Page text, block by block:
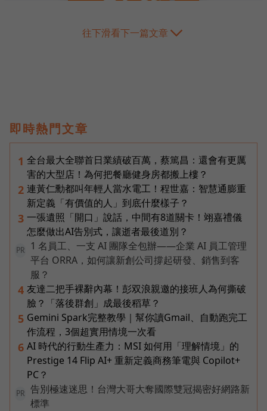
往下滑看下一篇文章
即時熱門文章
1 全台最大全聯首日業績破百萬，蔡篤昌：還會有更厲
害的大型店！為何把餐廳健身房都搬上樓？
2 連黃仁勳都叫年輕人當水電工！程世嘉：智慧通膨重
新定義「有價值的人」到底什麼樣子？
3 一張遺照「開口」說話，中間有8道關卡！翊嘉禮儀
怎麼做出AI告別式，讓逝者最後道別？
PR
1 名員工、一支 AI 團隊全包辦——企業 AI 員工管理
平台 ORRA，如何讓新創公司撐起研發、銷售到客
服？
4 友達二把手裸辭內幕！彭双浪親邀的接班人為何撕破
臉？「落後群創」成最後稻草？
5 Gemini Spark完整教學｜幫你讀Gmail、自動跑完工
作流程，3個超實用情境一次看
6 AI 時代的行動生產力：MSI 如何用「理解情境」的
Prestige 14 Flip AI+ 重新定義商務筆電與 Copilot+
PC？
PR
告別極速迷思！台灣大哥大奪國際雙冠揭密好網路新
標準